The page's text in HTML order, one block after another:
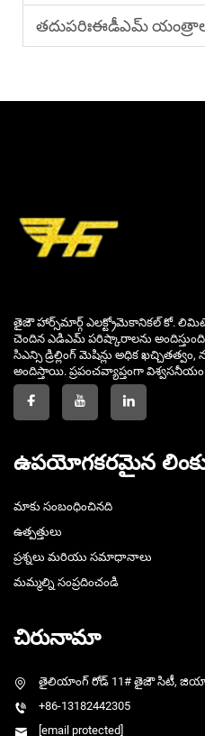
తదుపరిఃఈడీఎమ్ యంత్రాలు: కఠిన
తైజౌ హార్స్‌మార్గ్ ఎలక్ట్రోమెకానికల్ కో.
చెందిన ఎడిఎమ్ పరిష్కారాలను
సిఎన్సి డ్రిల్లింగ్ మెషిన్లు అధిక
అందిస్తాయి. ప్రపంచవ్యాప్తంగా
ఉపయోగకరమైన
మాకు సంబంధించినది
ఉత్పత్తులు
ప్రశ్నలు మరియు సమాధానాలు
మమ్మల్ని సంప్రదించండి
చిరునామా
తైలియాంగ్ రోడ్ 11# తైజౌ సిటీ,
+86-13182442305
[email protected]